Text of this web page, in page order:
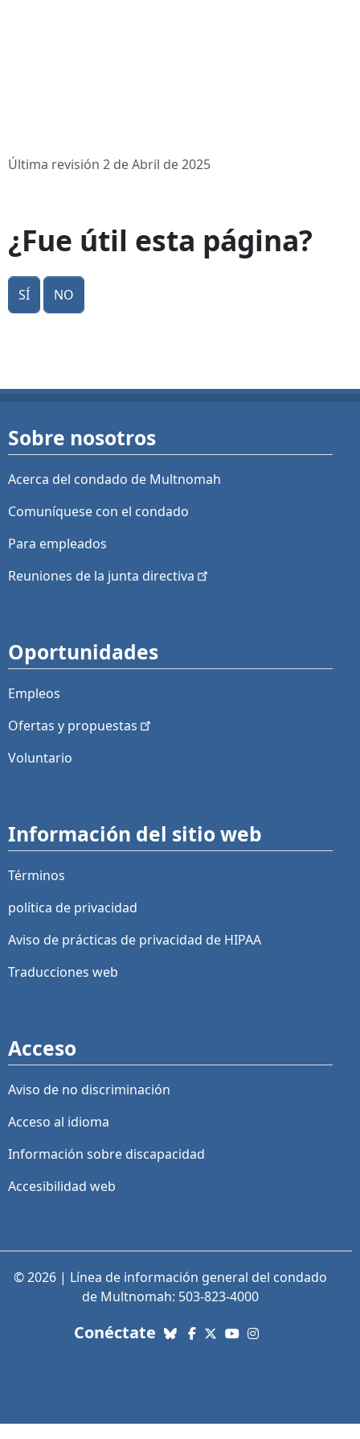
Última revisión 2 de Abril de 2025
¿Fue útil esta página?
Sí No
Sobre nosotros
Acerca del condado de Multnomah
Comuníquese con el condado
Para empleados
Reuniones de la junta directiva
Oportunidades
Empleos
Ofertas y propuestas
Voluntario
Información del sitio web
Términos
política de privacidad
Aviso de prácticas de privacidad de HIPAA
Traducciones web
Acceso
Aviso de no discriminación
Acceso al idioma
Información sobre discapacidad
Accesibilidad web
© 2026 | Línea de información general del condado
de Multnomah: 503-823-4000
Conéctate con nosotros. Enlaces a
Bluesky
Facebook
X (Twitter)
YouTube
Instagram